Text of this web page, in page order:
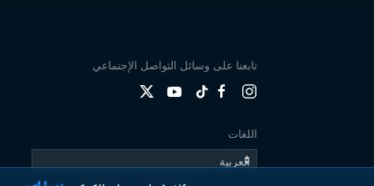
تابعنا على وسائل التواصل الإجتماعي
اللغات